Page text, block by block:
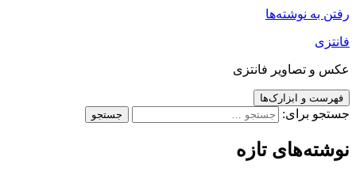
رفتن به نوشته‌ها
فانتزی
عکس و تصاویر فانتزی
فهرست و ابزارک‌ها
جستجو برای:
نوشته‌های تازه